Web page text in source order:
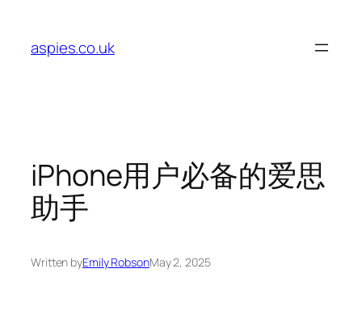
content
aspies.co.uk
iPhone用户必备的爱思
助手
Written byEmily RobsonMay 2, 2025